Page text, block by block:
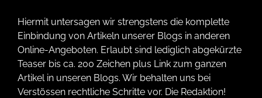
Hiermit untersagen wir strengstens die komplette
Einbindung von Artikeln unserer Blogs in anderen
Online-Angeboten. Erlaubt sind lediglich abgekürzte
Teaser bis ca. 200 Zeichen plus Link zum ganzen
Artikel in unseren Blogs. Wir behalten uns bei
Verstössen rechtliche Schritte vor. Die Redaktion!